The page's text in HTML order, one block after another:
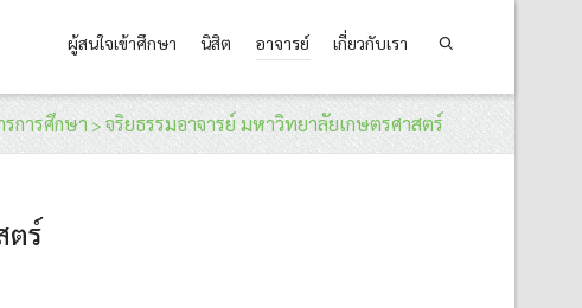
ผู้สนใจเข้าศึกษา นิสิต อาจารย์ เกี่ยวกับเรา
การศึกษา >จริยธรรมอาจารย์ มหาวิทยาลัยเกษตรศาสตร์
ตร์